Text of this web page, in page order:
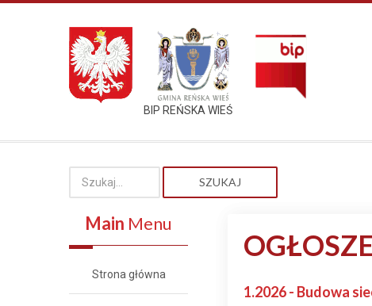
BIP REŃSKA WIEŚ
SZUKAJ
1.2026 - Budowa
Main Menu
Strona główna